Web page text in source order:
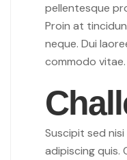
pellentesque
Proin at
neque. Dui
commodo vitae.
Suscipit sed
adipiscing quis.